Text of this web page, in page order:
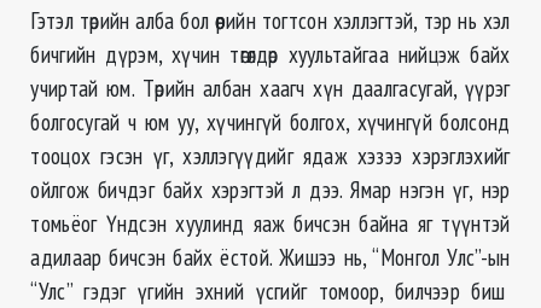
Гэтэл төрийн алба бол өөрийн тогтсон хэллэгтэй, тэр нь хэл
бичгийн дүрэм, хүчин төгөлдөр хуультайгаа нийцэж байх
учиртай юм. Төрийн албан хаагч хүн даалгасугай, үүрэг
болгосугай ч юм уу, хүчингүй болгох, хүчингүй болсонд
тооцох гэсэн үг, хэллэгүүдийг ядаж хэзээ хэрэглэхийг
ойлгож бичдэг байх хэрэгтэй л дээ. Ямар нэгэн үг, нэр
томьёог Үндсэн хуулинд яаж бичсэн байна яг түүнтэй
адилаар бичсэн байх ёстой. Жишээ нь, “Монгол Улс”-ын
“Улс” гэдэг үгийн эхний үсгийг томоор, билчээр биш